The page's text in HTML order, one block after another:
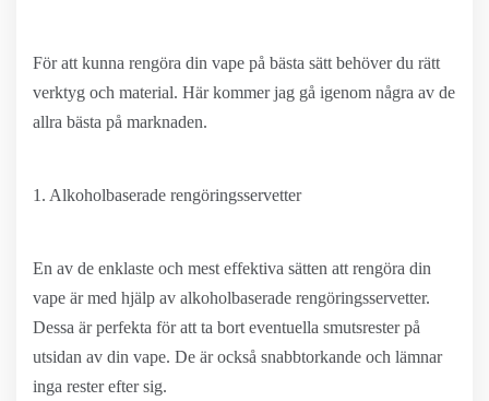
För att kunna rengöra din vape på bästa sätt behöver du rätt
verktyg och material. Här kommer jag gå igenom några av de
allra bästa på marknaden.
1. Alkoholbaserade rengöringsservetter
En av de enklaste och mest effektiva sätten att rengöra din
vape är med hjälp av alkoholbaserade rengöringsservetter.
Dessa är perfekta för att ta bort eventuella smutsrester på
utsidan av din vape. De är också snabbtorkande och lämnar
inga rester efter sig.